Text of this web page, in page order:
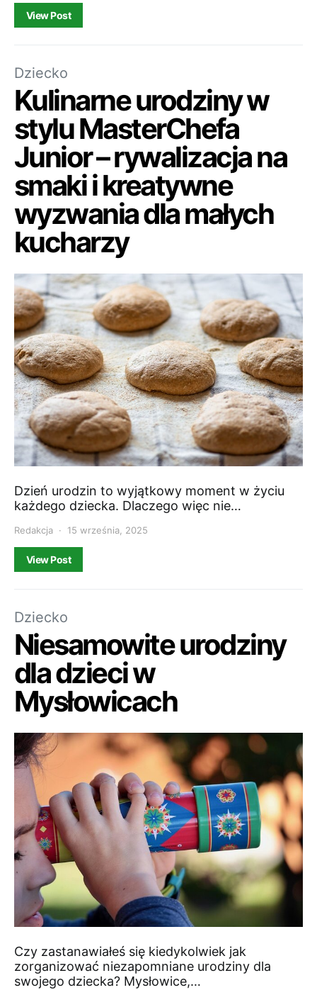
View Post
Dziecko
Kulinarne urodziny w
stylu MasterChefa
Junior – rywalizacja na
smaki i kreatywne
wyzwania dla małych
kucharzy
Dzień urodzin to wyjątkowy moment w życiu
każdego dziecka. Dlaczego więc nie…
Redakcja 15 września, 2025
View Post
Dziecko
Niesamowite urodziny
dla dzieci w
Mysłowicach
Czy zastanawiałeś się kiedykolwiek jak
zorganizować niezapomniane urodziny dla
swojego dziecka? Mysłowice,…